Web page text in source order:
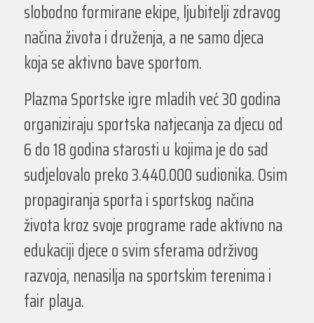
slobodno formirane ekipe, ljubitelji zdravog
načina života i druženja, a ne samo djeca
koja se aktivno bave sportom.
Plazma Sportske igre mladih već 30 godina
organiziraju sportska natjecanja za djecu od
6 do 18 godina starosti u kojima je do sad
sudjelovalo preko 3.440.000 sudionika. Osim
propagiranja sporta i sportskog načina
života kroz svoje programe rade aktivno na
edukaciji djece o svim sferama održivog
razvoja, nenasilja na sportskim terenima i
fair playa.